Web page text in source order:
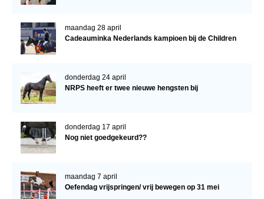
maandag 28 april
Cadeauminka Nederlands kampioen bij de Children
donderdag 24 april
NRPS heeft er twee nieuwe hengsten bij
donderdag 17 april
Nog niet goedgekeurd??
maandag 7 april
Oefendag vrijspringen/ vrij bewegen op 31 mei